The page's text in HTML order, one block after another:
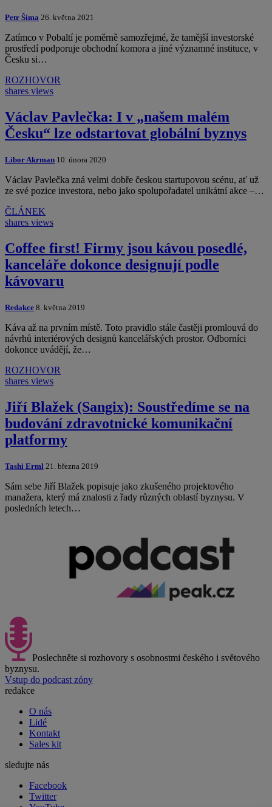
Petr Šíma 26. května 2021
Zatímco v Pobaltí je poměrně samozřejmé, že tamější investorské
prostředí podporuje obchodní komora a jiné významné instituce, v
Česku si…
ROZHOVOR
shares views
Václav Pavlečka: I v „našem malém
Česku“ lze odstartovat globální byznys
Libor Akrman 10. února 2020
Václav Pavlečka zná velmi dobře českou startupovou scénu, ať už
ze své pozice investora, nebo jako spolupořadatel unikátní akce –…
ČLÁNEK
shares views
Coffee first! Firmy jsou kávou posedlé,
kanceláře dokonce designují podle
kávovaru
Redakce 8. května 2019
Káva až na prvním místě. Toto pravidlo stále častěji promlouvá do
návrhů interiérových designů kancelářských prostor. Odborníci
dokonce uvádějí, že…
ROZHOVOR
shares views
Jiří Blažek (Sangix): Soustředíme se na
budování zdravotnické komunikační
platformy
Tashi Erml 21. března 2019
Sám sebe Jiří Blažek popisuje jako zkušeného projektového
manažera, který má znalosti z řady různých oblastí byznysu. V
posledních letech…
Poslechněte si rozhovory s osobnostmi českého i světového
byznysu.
Vstup do podcast zóny
redakce
O nás
Lidé
Kontakt
Sales kit
sledujte nás
Facebook
Twitter